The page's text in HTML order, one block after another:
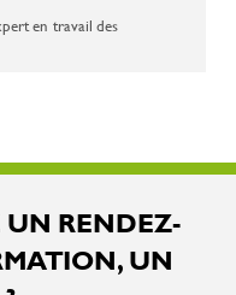
en travail des
RENDEZ-
UN